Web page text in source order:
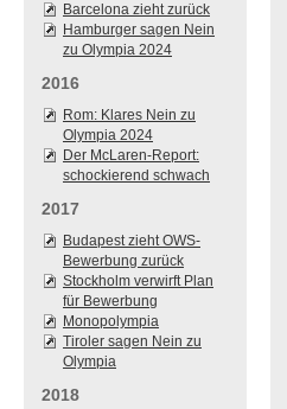
Barcelona zieht zurück
Hamburger sagen Nein
zu Olympia 2024
2016
Rom: Klares Nein zu
Olympia 2024
Der McLaren-Report:
schockierend schwach
2017
Budapest zieht OWS-
Bewerbung zurück
Stockholm verwirft Plan
für Bewerbung
Monopolympia
Tiroler sagen Nein zu
Olympia
2018